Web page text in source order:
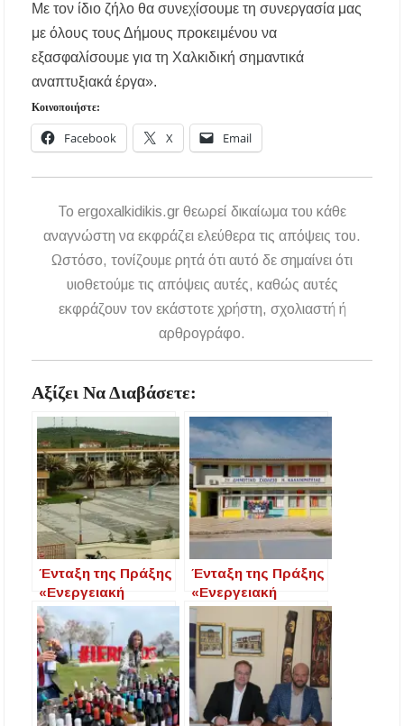
Με τον ίδιο ζήλο θα συνεχίσουμε τη συνεργασία μας
με όλους τους Δήμους προκειμένου να
εξασφαλίσουμε για τη Χαλκιδική σημαντικά
αναπτυξιακά έργα».
Κοινοποιήστε:
Facebook X Email
To ergoxalkidikis.gr θεωρεί δικαίωμα του κάθε
αναγνώστη να εκφράζει ελεύθερα τις απόψεις του.
Ωστόσο, τονίζουμε ρητά ότι αυτό δε σημαίνει ότι
υιοθετούμε τις απόψεις αυτές, καθώς αυτές
εκφράζουν τον εκάστοτε χρήστη, σχολιαστή ή
αρθρογράφο.
Αξίζει Να Διαβάσετε:
Ένταξη της Πράξης
«Ενεργειακή
αναβάθμιση του
ΕΠΑ.Λ. Ν.
Μουδανιών» στο
Πρόγραμμα
«Κεντρική
Μακεδονία 2021-
Ένταξη της Πράξης
«Ενεργειακή
αναβάθμιση 2ου
Δημοτικού Σχολείου
Ν. Καλλικράτειας»
στο Πρόγραμμα
«Κεντρική
Μακεδονία 2021-